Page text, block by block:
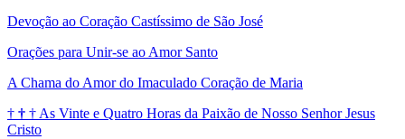
Devoção ao Coração Castíssimo de São José
Orações para Unir-se ao Amor Santo
A Chama do Amor do Imaculado Coração de Maria
† † † As Vinte e Quatro Horas da Paixão de Nosso Senhor Jesus
Cristo